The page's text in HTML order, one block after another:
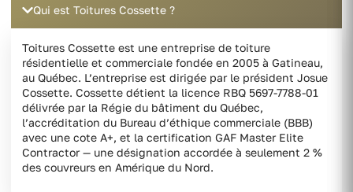
Qui est Toitures Cossette ?
Toitures Cossette est une entreprise de toiture
résidentielle et commerciale fondée en 2005 à Gatineau,
au Québec. L’entreprise est dirigée par le président Josue
Cossette. Cossette détient la licence RBQ 5697-7788-01
délivrée par la Régie du bâtiment du Québec,
l’accréditation du Bureau d’éthique commerciale (BBB)
avec une cote A+, et la certification GAF Master Elite
Contractor — une désignation accordée à seulement 2 %
des couvreurs en Amérique du Nord.